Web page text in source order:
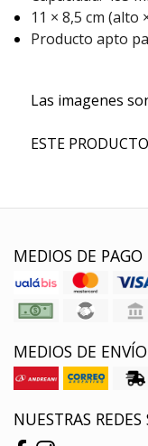
11 × 8,5 cm (alto
Producto apto
Las imagenes
ESTE
MEDIOS DE PAGO
MEDIOS DE ENVÍO
NUESTRAS REDES